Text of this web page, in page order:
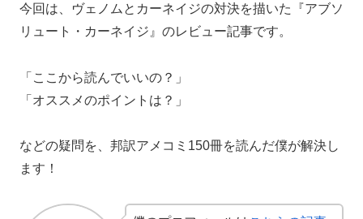
今回は、ヴェノムとカーネイジの対決を描いた『アブソ
リュート・カーネイジ』のレビュー記事です。
「ここから読んでいいの？」
「オススメのポイントは？」
などの疑問を、邦訳アメコミ150冊を読んだ僕が解決し
ます！